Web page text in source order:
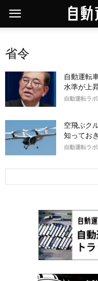
省令
自動運転
水準が上
自動運転ラ
空飛ぶク
知ってお
自動運転ラ